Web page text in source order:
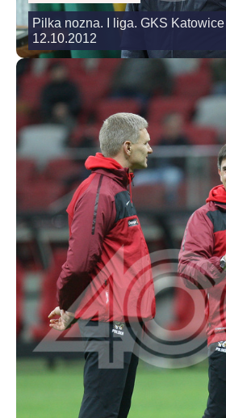
Pilka nozna. I liga. GKS
12.10.2012